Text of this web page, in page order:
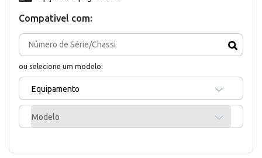
Compativel com:
ou selecione um modelo:
Equipamento
Modelo